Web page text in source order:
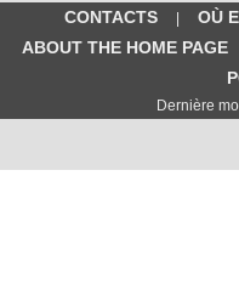
CONTACTS | OÙ
ABOUT THE HOME PAGE
Dernière